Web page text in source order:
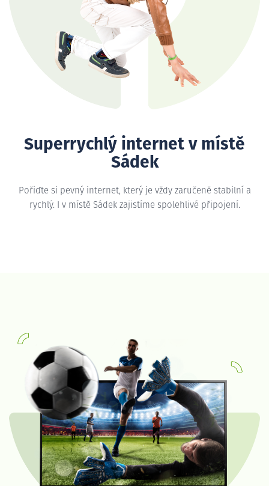
Superrychlý internet v místě
Sádek
Pořiďte si pevný internet, který je vždy zaručeně stabilní a
rychlý. I v místě Sádek zajistíme spolehlivé připojení.